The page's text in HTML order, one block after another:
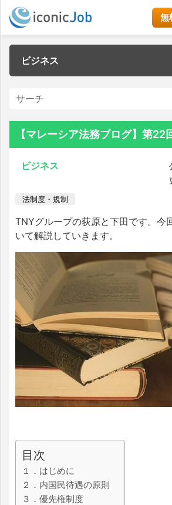
無
ビジネス
【マレーシア法務ブログ】第22
ビジネス
法制度・規制
TNYグループの荻原と下田です。今
いて解説していきます。
目次
１．はじめに
２．内国民待遇の原則
３．優先権制度